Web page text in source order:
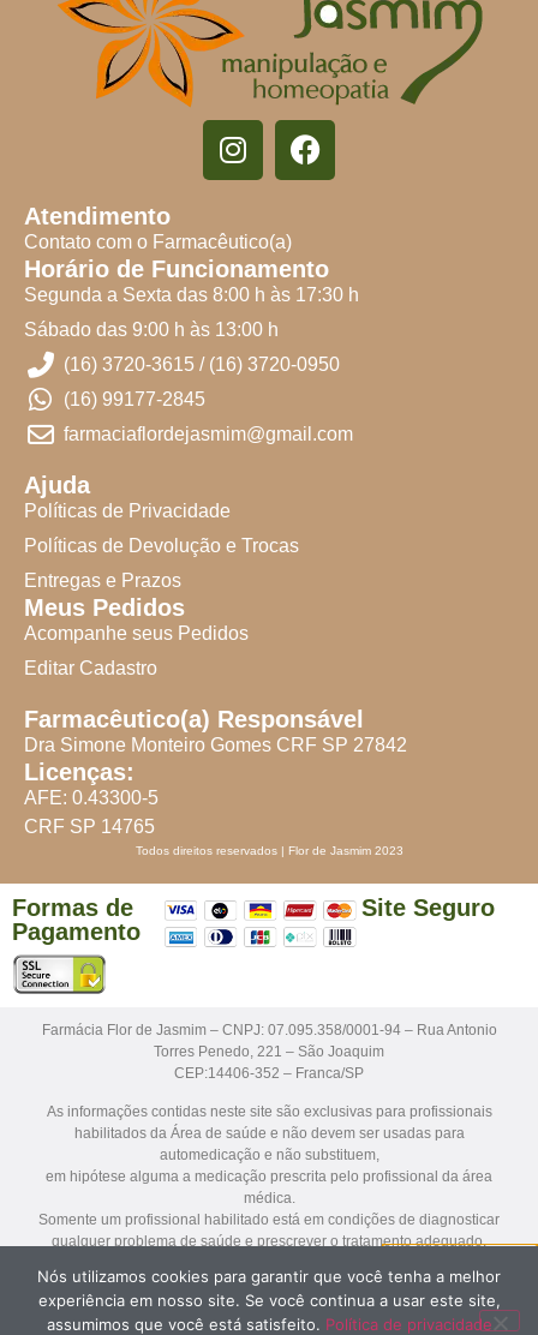
Atendimento
Contato com o Farmacêutico(a)
Horário de Funcionamento
Segunda a Sexta das 8:00 h às 17:30 h
Sábado das 9:00 h às 13:00 h
(16) 3720-3615 / (16) 3720-0950
(16) 99177-2845
farmaciaflordejasmim@gmail.com
Ajuda
Políticas de Privacidade
Políticas de Devolução e Trocas
Entregas e Prazos
Meus Pedidos
Acompanhe seus Pedidos
Editar Cadastro
Farmacêutico(a) Responsável
Dra Simone Monteiro Gomes CRF SP 27842
Licenças:
AFE: 0.43300-5
CRF SP 14765
Todos direitos reservados | Flor de Jasmim 2023
Formas de
Pagamento
Site Seguro
Farmácia Flor de Jasmim – CNPJ: 07.095.358/0001-94 – Rua Antonio
Torres Penedo, 221 – São Joaquim
CEP:14406-352 – Franca/SP
As informações contidas neste site são exclusivas para profissionais
habilitados da Área de saúde e não devem ser usadas para
automedicação e não substituem,
em hipótese alguma a medicação prescrita pelo profissional da área
médica.
Somente um profissional habilitado está em condições de diagnosticar
qualquer problema de saúde e prescrever o tratamento adequado.
Os medicamentos sob prescrição médica só serão dispensados mediante
apresentação da receita para avaliação farmacêutica antes da
manipulação e dispensação.
Nós utilizamos cookies para garantir que você tenha a melhor
experiência em nosso site. Se você continua a usar este site,
assumimos que você está satisfeito. Política de privacidade